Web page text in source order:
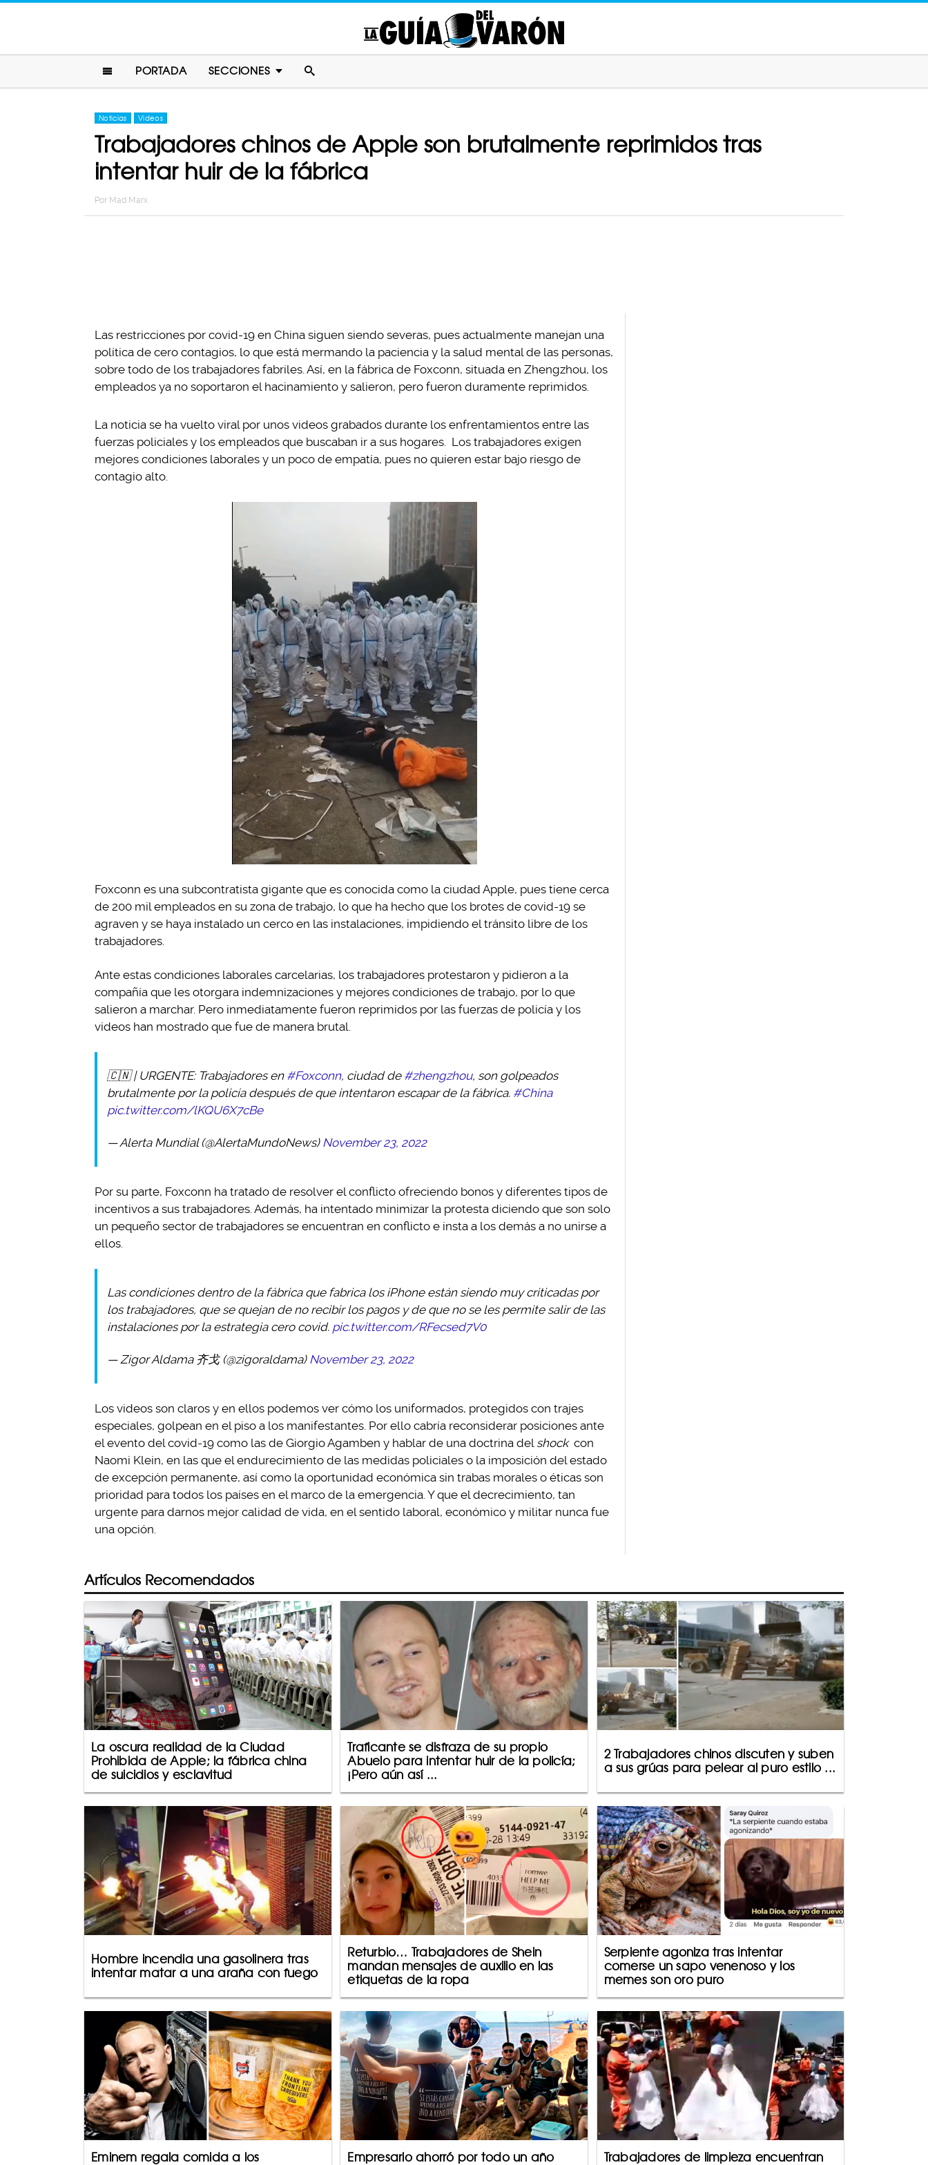
PORTADA SECCIONES
Noticias Videos
Trabajadores chinos de Apple son brutalmente reprimidos tras
intentar huir de la fábrica
Por Mad Marx
Las restricciones por covid-19 en China siguen siendo severas, pues actualmente manejan una
política de cero contagios, lo que está mermando la paciencia y la salud mental de las personas,
sobre todo de los trabajadores fabriles. Así, en la fábrica de Foxconn, situada en Zhengzhou, los
empleados ya no soportaron el hacinamiento y salieron, pero fueron duramente reprimidos.
La noticia se ha vuelto viral por unos videos grabados durante los enfrentamientos entre las
fuerzas policiales y los empleados que buscaban ir a sus hogares. Los trabajadores exigen
mejores condiciones laborales y un poco de empatía, pues no quieren estar bajo riesgo de
contagio alto.
Foxconn es una subcontratista gigante que es conocida como la ciudad Apple, pues tiene cerca
de 200 mil empleados en su zona de trabajo, lo que ha hecho que los brotes de covid-19 se
agraven y se haya instalado un cerco en las instalaciones, impidiendo el tránsito libre de los
trabajadores.
Ante estas condiciones laborales carcelarias, los trabajadores protestaron y pidieron a la
compañía que les otorgara indemnizaciones y mejores condiciones de trabajo, por lo que
salieron a marchar. Pero inmediatamente fueron reprimidos por las fuerzas de policía y los
videos han mostrado que fue de manera brutal.
🇨🇳 | URGENTE: Trabajadores en #Foxconn, ciudad de #zhengzhou, son golpeados
brutalmente por la policía después de que intentaron escapar de la fábrica. #China
pic.twitter.com/lKQU6X7cBe
— Alerta Mundial (@AlertaMundoNews) November 23, 2022
Por su parte, Foxconn ha tratado de resolver el conflicto ofreciendo bonos y diferentes tipos de
incentivos a sus trabajadores. Además, ha intentado minimizar la protesta diciendo que son solo
un pequeño sector de trabajadores se encuentran en conflicto e insta a los demás a no unirse a
ellos.
Las condiciones dentro de la fábrica que fabrica los iPhone están siendo muy criticadas por
los trabajadores, que se quejan de no recibir los pagos y de que no se les permite salir de las
instalaciones por la estrategia cero covid. pic.twitter.com/RFecsed7V0
— Zigor Aldama 齐戈 (@zigoraldama) November 23, 2022
Los videos son claros y en ellos podemos ver cómo los uniformados, protegidos con trajes
especiales, golpean en el piso a los manifestantes. Por ello cabría reconsiderar posiciones ante
el evento del covid-19 como las de Giorgio Agamben y hablar de una doctrina del shock con
Naomi Klein, en las que el endurecimiento de las medidas policiales o la imposición del estado
de excepción permanente, así como la oportunidad económica sin trabas morales o éticas son
prioridad para todos los países en el marco de la emergencia. Y que el decrecimiento, tan
urgente para darnos mejor calidad de vida, en el sentido laboral, económico y militar nunca fue
una opción.
Artículos Recomendados
La oscura realidad de la Ciudad
Prohibida de Apple; la fábrica china
de suicidios y esclavitud
Traficante se disfraza de su propio
Abuelo para intentar huir de la policía;
¡Pero aún así ...
2 Trabajadores chinos discuten y suben
a sus grúas para pelear al puro estilo ...
Hombre incendia una gasolinera tras
intentar matar a una araña con fuego
Returbio… Trabajadores de Shein
mandan mensajes de auxilio en las
etiquetas de la ropa
Serpiente agoniza tras intentar
comerse un sapo venenoso y los
memes son oro puro
Eminem regala comida a los
Empresario ahorró por todo un año
Trabajadores de limpieza encuentran